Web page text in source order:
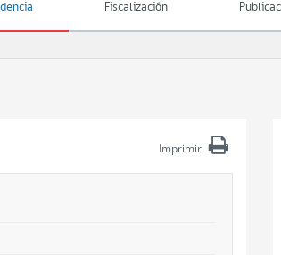
Fiscalización
Imprimir